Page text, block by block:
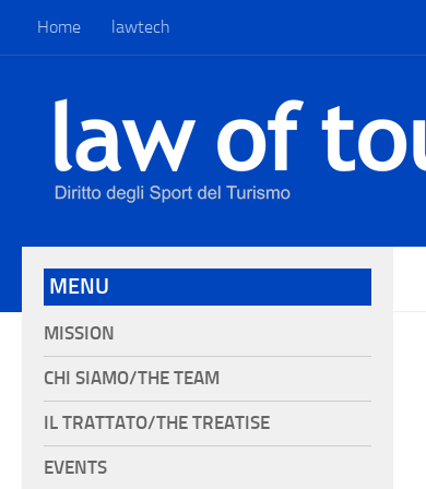
Home lawtech
MENU
MISSION
CHI SIAMO/THE TEAM
IL TRATTATO/THE TREATISE
EVENTS